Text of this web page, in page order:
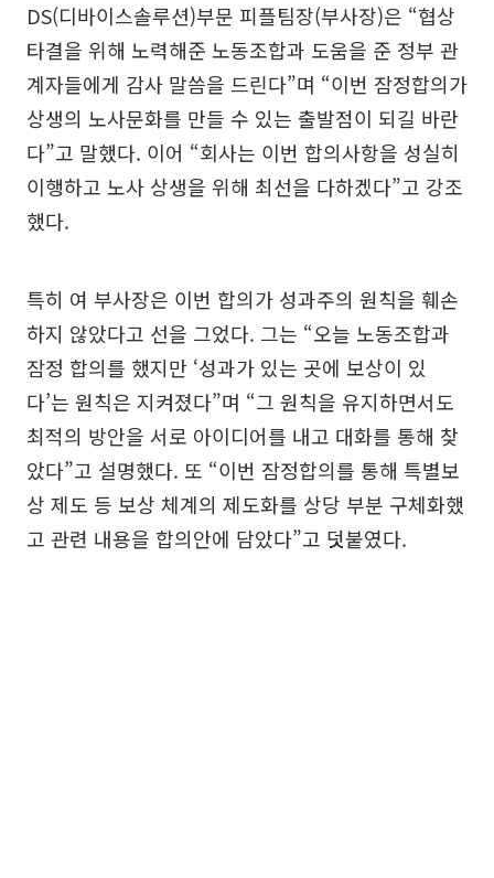
DS(디바이스솔루션)부문 피플팀장(부사장)은 “협상
타결을 위해 노력해준 노동조합과 도움을 준 정부 관
계자들에게 감사 말씀을 드린다”며 “이번 잠정합의가
상생의 노사문화를 만들 수 있는 출발점이 되길 바란
다”고 말했다. 이어 “회사는 이번 합의사항을 성실히
이행하고 노사 상생을 위해 최선을 다하겠다”고 강조
했다.
특히 여 부사장은 이번 합의가 성과주의 원칙을 훼손
하지 않았다고 선을 그었다. 그는 “오늘 노동조합과
잠정 합의를 했지만 ‘성과가 있는 곳에 보상이 있
다’는 원칙은 지켜졌다”며 “그 원칙을 유지하면서도
최적의 방안을 서로 아이디어를 내고 대화를 통해 찾
았다”고 설명했다. 또 “이번 잠정합의를 통해 특별보
상 제도 등 보상 체계의 제도화를 상당 부분 구체화했
고 관련 내용을 합의안에 담았다”고 덧붙였다.